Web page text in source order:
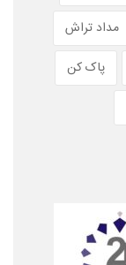
مداد تراش
پاک کن